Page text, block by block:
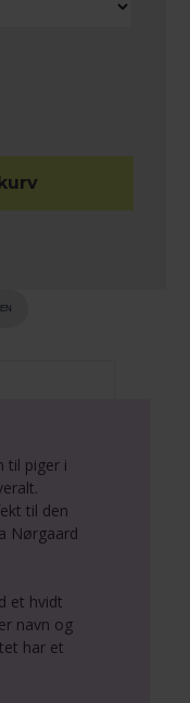
til piger i
til den
Nørgaard
et hvidt
navn og
har et